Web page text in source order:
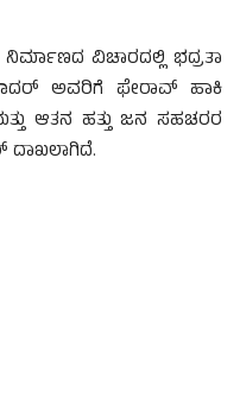
ನಿರ್ಮಾಣದ ವಿಚಾರದಲ್ಲಿ ಭದ್ರತಾ
ಅವರಿಗೆ ಫೇರಾವ್‌ ಹಾಕಿ
ಆತನ ಹತ್ತು ಜನ ಸಹಚರರ
ದಾಖಲಾಗಿದೆ.